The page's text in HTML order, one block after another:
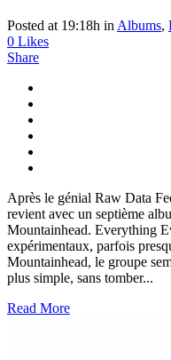
Posted at 19:18h in Albums,
0 Likes
Share
Après le génial Raw Data
revient avec un septième
Mountainhead. Everything
expérimentaux, parfois
Mountainhead, le groupe
plus simple, sans tomber...
Read More